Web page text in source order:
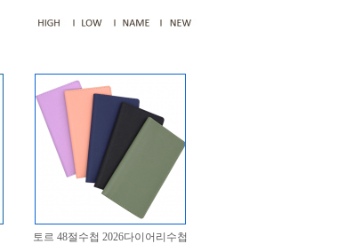
토르 48절수첩 2026다이어리수첩